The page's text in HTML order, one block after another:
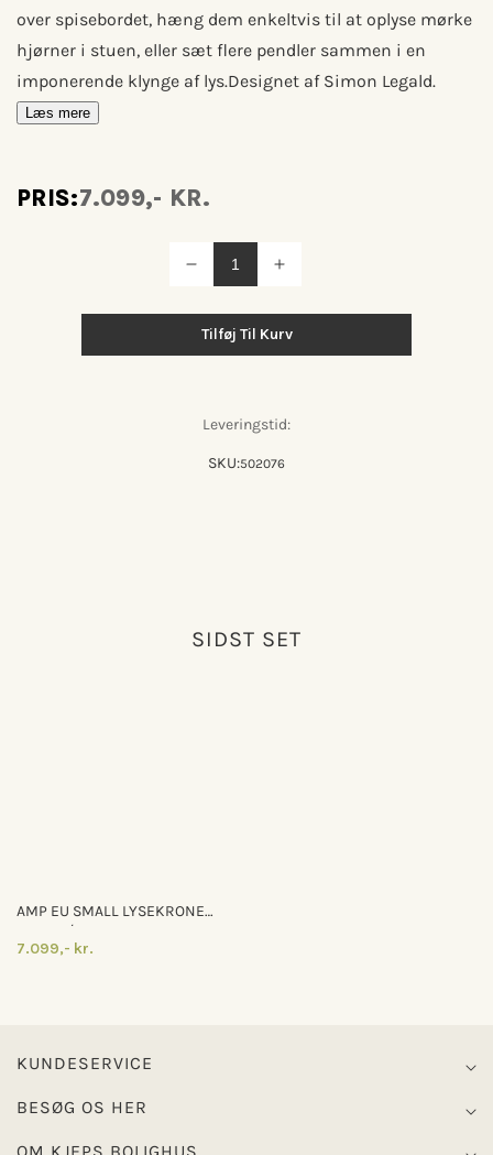
over spisebordet, hæng dem enkeltvis til at oplyse mørke
hjørner i stuen, eller sæt flere pendler sammen i en
imponerende klynge af lys.Designet af Simon Legald.
Læs mere
PRIS:7.099,- KR.
Reducer
antallet
Amp
EU
Small
Øg
EU
Small
Tilføj Til Kurv
Leveringstid:
SKU:502076
SIDST SET
AMP EU SMALL LYSEKRONE
SMOKE/SORT
7.099,- kr.
KUNDESERVICE
BESØG OS HER